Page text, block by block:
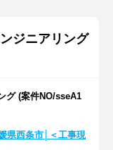
ジニアリング
グ (案件NO/sseA1
県西条市│＜工事現